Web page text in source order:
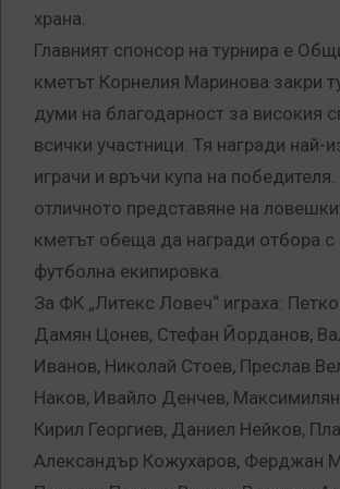
храна.
Главният спонсор на турнира е
кметът Корнелия Маринова закри
думи на благодарност за високия
всички участници. Тя награди най-
играчи и връчи купа на
отличното представяне на
кметът обеща да награди отбора с
футболна екипировка.
За ФК „Литекс Ловеч“ играха:
Дамян Цонев, Стефан Йорданов,
Иванов, Николай Стоев, Преслав
Наков, Ивайло Денчев,
Кирил Георгиев, Даниел Нейков,
Александър Кожухаров, Ферджан